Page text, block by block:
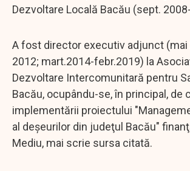
Dezvoltare Locală Bacău (sept.
A fost director executiv adjunct (mai
2012; mart.2014-febr.2019) la
Dezvoltare Intercomunitară pentru
Bacău, ocupându-se, în principal, de
implementării proiectului
al deşeurilor din judeţul Bacău"
Mediu, mai scrie sursa citată.